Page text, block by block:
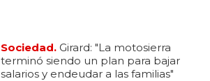
Sociedad. Girard: "La motosierra
terminó siendo un plan para bajar
salarios y endeudar a las familias"